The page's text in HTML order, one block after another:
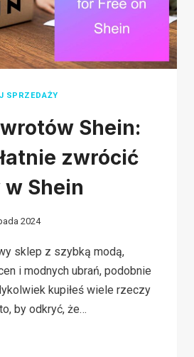
SPRZEDAŻY
Shein:
zwrócić
Shein
2024
sklep z szybką modą,
i modnych ubrań, podobnie
kupiłeś wiele rzeczy
by odkryć, że…